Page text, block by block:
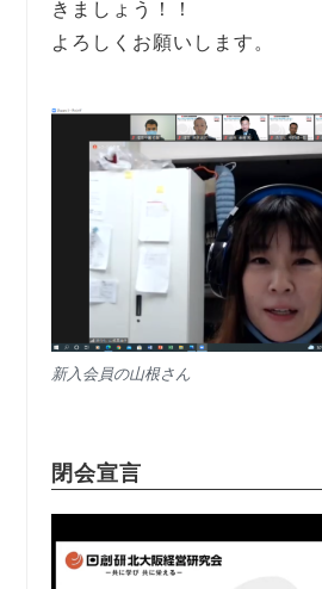
きましょう！！
よろしくお願いします。
新入会員の山根さん
閉会宣言